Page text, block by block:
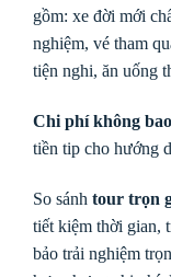
gồm: xe đời mới
nghiệm, vé tham
tiện nghi, ăn uống
Chi phí không
tiền tip cho hướng
So sánh tour trọn
tiết kiệm thời gian,
bảo trải nghiệm